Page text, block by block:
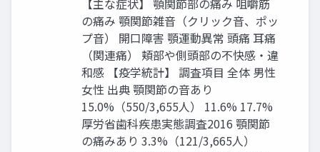
【主な症状】 顎関節部の痛み 咀嚼筋
の痛み 顎関節雑⾳（クリック⾳、ポッ
プ⾳） 開⼝障害 顎運動異常 頭痛 ⽿痛
（関連痛） 頬部や側頭部の不快感‧違
和感 【疫学統計】 調査項⽬ 全体 男性
⼥性 出典 顎関節の⾳あり
15.0%（550/3,655⼈） 11.6% 17.7%
厚労省⻭科疾患実態調査2016 顎関節
の痛みあり 3.3%（121/3,665⼈）